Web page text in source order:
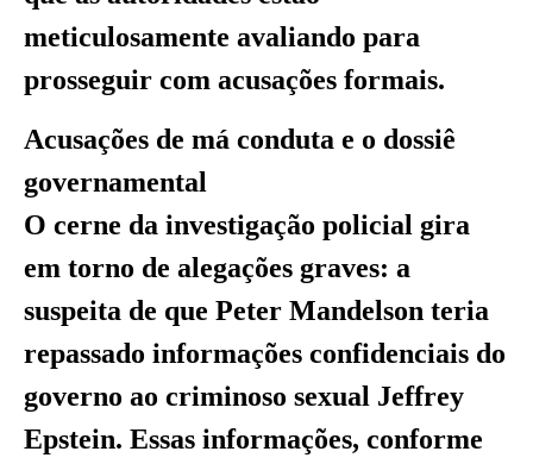
meticulosamente avaliando para
prosseguir com acusações formais.
Acusações de má conduta e o dossiê
governamental
O cerne da investigação policial gira
em torno de alegações graves: a
suspeita de que Peter Mandelson teria
repassado informações confidenciais do
governo ao criminoso sexual Jeffrey
Epstein. Essas informações, conforme